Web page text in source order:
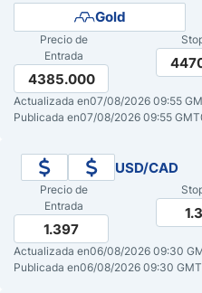
Pronóstico del Nasdaq 100
Precio del Petróleo
Señales de Trading Gratis y
Gold
Precio de
Entrada
4385.000
Actualizada en07/08/2026 09:55
Publicada en07/08/2026 09:55
USD/CAD
Precio de
Entrada
1.397
Actualizada en06/08/2026 09:30
Publicada en06/08/2026 09:30